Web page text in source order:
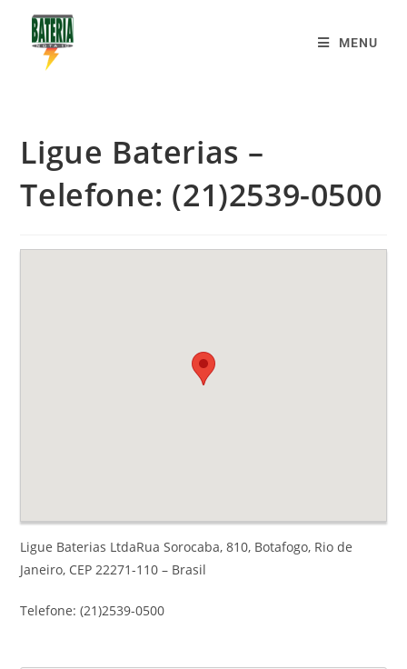
MENU
Ligue Baterias –
Telefone: (21)2539-0500
Ligue Baterias LtdaRua Sorocaba, 810, Botafogo, Rio de
Janeiro, CEP 22271-110 – Brasil
Telefone: (21)2539-0500